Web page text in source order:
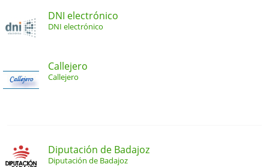
DNI electrónico
DNI electrónico
Callejero
Callejero
Diputación de Badajoz
Diputación de Badajoz